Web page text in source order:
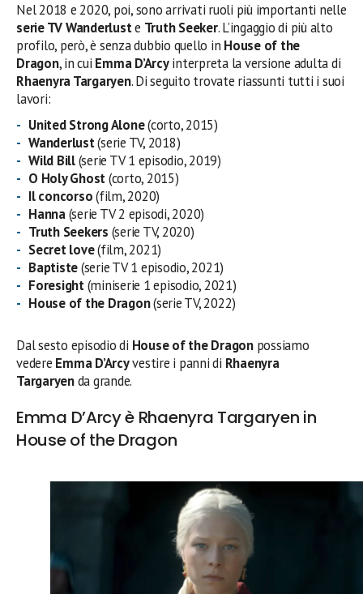
Nel 2018 e 2020, poi, sono arrivati ruoli più importanti nelle
serie TV Wanderluste Truth Seeker. L’ingaggio di più alto
profilo, però, è senza dubbio quello in House of the
Dragon, in cui Emma D’Arcyinterpreta la versione adulta di
RhaenyraTargaryen. Di seguito trovate riassunti tutti i suoi
lavori:
United Strong Alone(corto, 2015)
Wanderlust(serie TV, 2018)
Wild Bill(serie TV 1 episodio, 2019)
O Holy Ghost(corto, 2015)
Il concorso(film, 2020)
Hanna(serie TV 2 episodi, 2020)
Truth Seekers (serie TV, 2020)
Secret love(film, 2021)
Baptiste(serie TV 1 episodio, 2021)
Foresight(miniserie 1 episodio, 2021)
House of the Dragon(serie TV, 2022)
Dal sesto episodio di House of the Dragonpossiamo
vedere Emma D’Arcyvestire i panni di Rhaenyra
Targaryenda grande.
Emma D’Arcy è Rhaenyra Targaryen in
House of the Dragon